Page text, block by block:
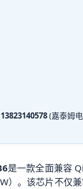
13823140578(嘉泰姆
是一款全面兼容
）。该芯片不仅